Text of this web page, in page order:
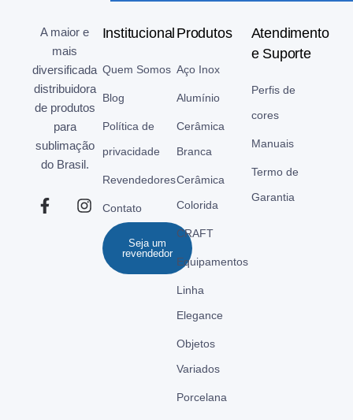
A maior e
mais
diversificada
distribuidora
de produtos
para
sublimação
do Brasil.
Institucional
Quem Somos
Blog
Política de
privacidade
Revendedores
Contato
Seja um
revendedor
Produtos
Aço Inox
Alumínio
Cerâmica
Branca
Cerâmica
Colorida
CRAFT
Equipamentos
Linha
Elegance
Objetos
Variados
Porcelana
Atendimento
e Suporte
Perfis de
cores
Manuais
Termo de
Garantia